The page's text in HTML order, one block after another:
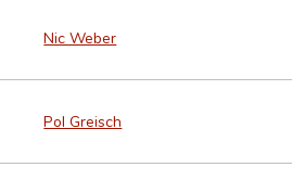
Nic Weber
Pol Greisch